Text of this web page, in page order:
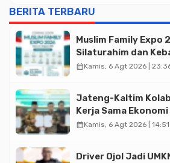
BERITA TERBARU
Muslim Family Expo
Silaturahim dan
Halal di Jakarta
calendar_monthKamis, 6 Agt 2026 |
Jateng-Kaltim
Kerja Sama
Triliun
calendar_monthKamis, 6 Agt 2026 | 14:51
Driver Ojol Jadi